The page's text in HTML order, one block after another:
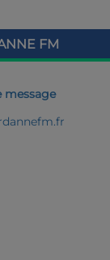
FM
message